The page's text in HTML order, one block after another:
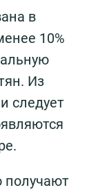
в
10%
Из
следует
получают